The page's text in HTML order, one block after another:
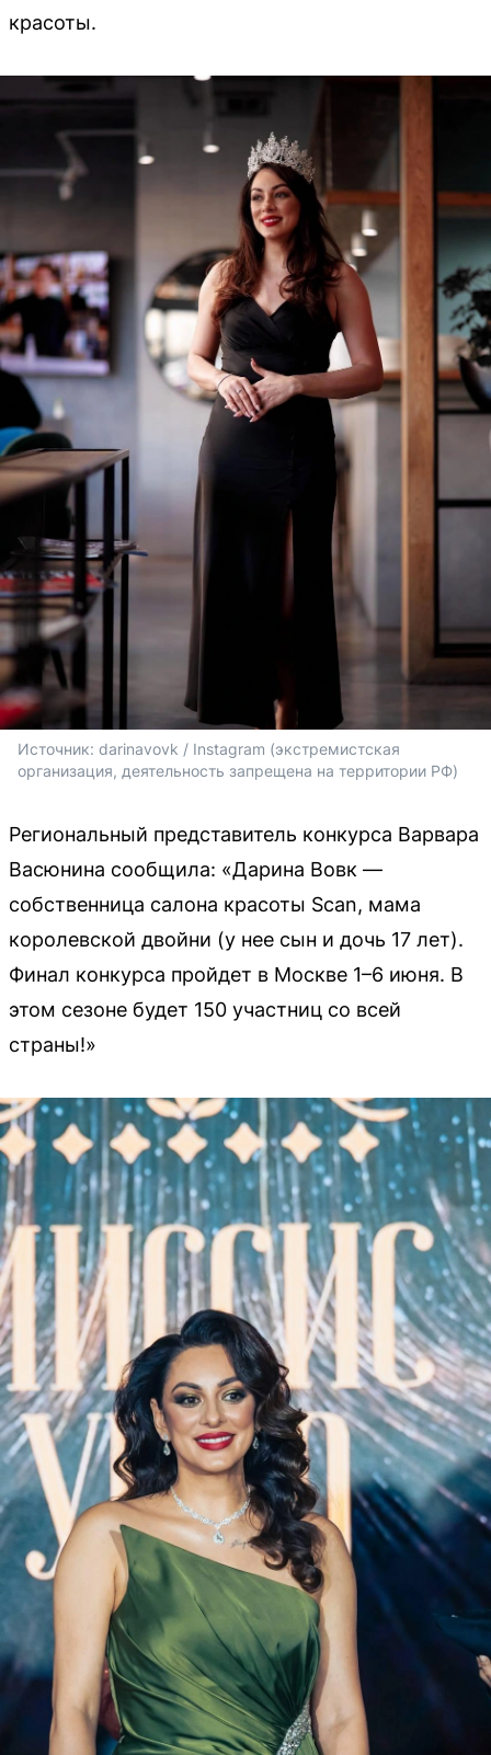
красоты.
Источник: darinavovk / Instagram (экстремистская
организация, деятельность запрещена на территории РФ)
Региональный представитель конкурса Варвара
Васюнина сообщила: «Дарина Вовк —
собственница салона красоты Scan, мама
королевской двойни (у нее сын и дочь 17 лет).
Финал конкурса пройдет в Москве 1–6 июня. В
этом сезоне будет 150 участниц со всей
страны!»